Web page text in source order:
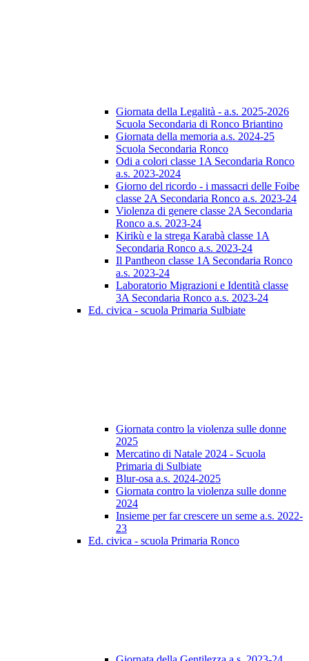
Giornata della Legalità - a.s. 2025-2026
Scuola Secondaria di Ronco Briantino
Giornata della memoria a.s. 2024-25
Scuola Secondaria Ronco
Odi a colori classe 1A Secondaria Ronco
a.s. 2023-2024
Giorno del ricordo - i massacri delle Foibe
classe 2A Secondaria Ronco a.s. 2023-24
Violenza di genere classe 2A Secondaria
Ronco a.s. 2023-24
Kirikù e la strega Karabà classe 1A
Secondaria Ronco a.s. 2023-24
Il Pantheon classe 1A Secondaria Ronco
a.s. 2023-24
Laboratorio Migrazioni e Identità classe
3A Secondaria Ronco a.s. 2023-24
Ed. civica - scuola Primaria Sulbiate
Giornata contro la violenza sulle donne
2025
Mercatino di Natale 2024 - Scuola
Primaria di Sulbiate
Blur-osa a.s. 2024-2025
Giornata contro la violenza sulle donne
2024
Insieme per far crescere un seme a.s. 2022-
23
Ed. civica - scuola Primaria Ronco